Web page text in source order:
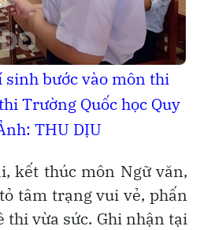
sinh bước vào môn thi
Trường Quốc học Quy
THU DỊU
kết thúc môn Ngữ văn,
tâm trạng vui vẻ, phấn
thi vừa sức. Ghi nhận tại